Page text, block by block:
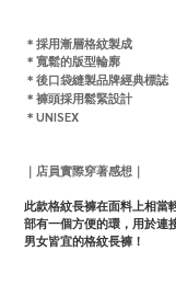
＊採用漸層格紋製成
＊ 寬鬆的版型輪廓
＊ 後口袋縫製品牌經典標誌
＊褲頭採用鬆緊設計
＊UNISEX
｜店員實際穿著感想｜
此款格紋長褲在面料上相當
部有一個方便的環，用於連
男女皆宜的格紋長褲！